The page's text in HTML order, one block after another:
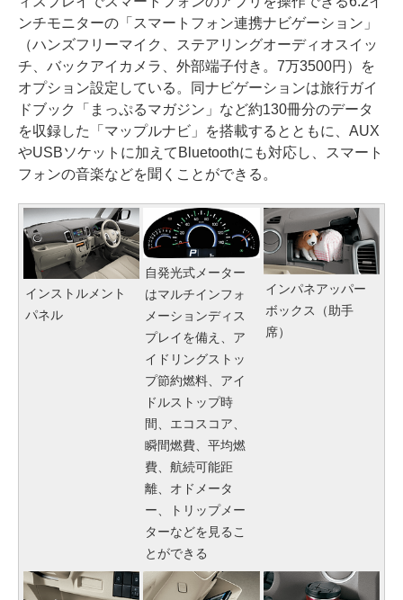
ンチモニターの「スマートフォン連携ナビゲーション」
（ハンズフリーマイク、ステアリングオーディオスイッ
チ、バックアイカメラ、外部端子付き。7万3500円）を
オプション設定している。同ナビゲーションは旅行ガイ
ドブック「まっぷるマガジン」など約130冊分のデータ
を収録した「マップルナビ」を搭載するとともに、AUX
やUSBソケットに加えてBluetoothにも対応し、スマート
フォンの音楽などを聞くことができる。
インストルメント
パネル
自発光式メーター
はマルチインフォ
メーションディス
プレイを備え、ア
イドリングストッ
プ節約燃料、アイ
ドルストップ時
間、エコスコア、
瞬間燃費、平均燃
費、航続可能距
離、オドメータ
ー、トリップメー
ターなどを見るこ
とができる
インパネアッパー
ボックス（助手
席）